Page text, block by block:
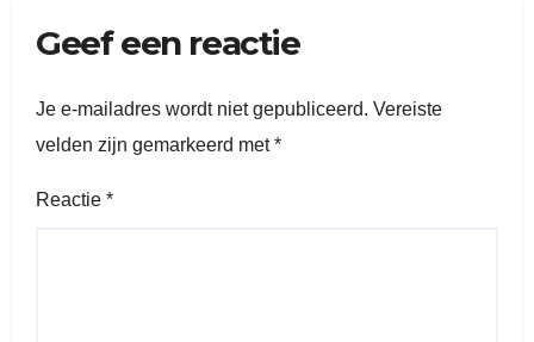
Geef een reactie
Je e-mailadres wordt niet gepubliceerd. Vereiste
velden zijn gemarkeerd met*
Reactie *